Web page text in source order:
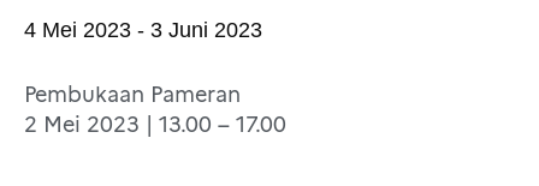
4 Mei 2023 - 3 Juni 2023
Pembukaan Pameran
2 Mei 2023 | 13.00 – 17.00